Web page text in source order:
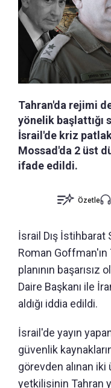
Tahran'da rejimi
yönelik başlattığı
İsrail'de kriz
Mossad'da 2 üst
ifade edildi.
Özetle
İsrail Dış
Roman
planının başarısız
Daire Başkanı ile
aldığı iddia edildi.
İsrail'de yayın
güvenlik
görevden alınan
yetkilisinin Tahran